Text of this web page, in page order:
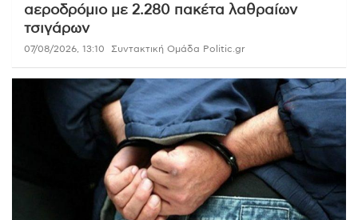
αεροδρόμιο με 2.280 πακέτα λαθραίων
τσιγάρων
07/08/2026, 13:10 Συντακτική Ομάδα Politic.gr